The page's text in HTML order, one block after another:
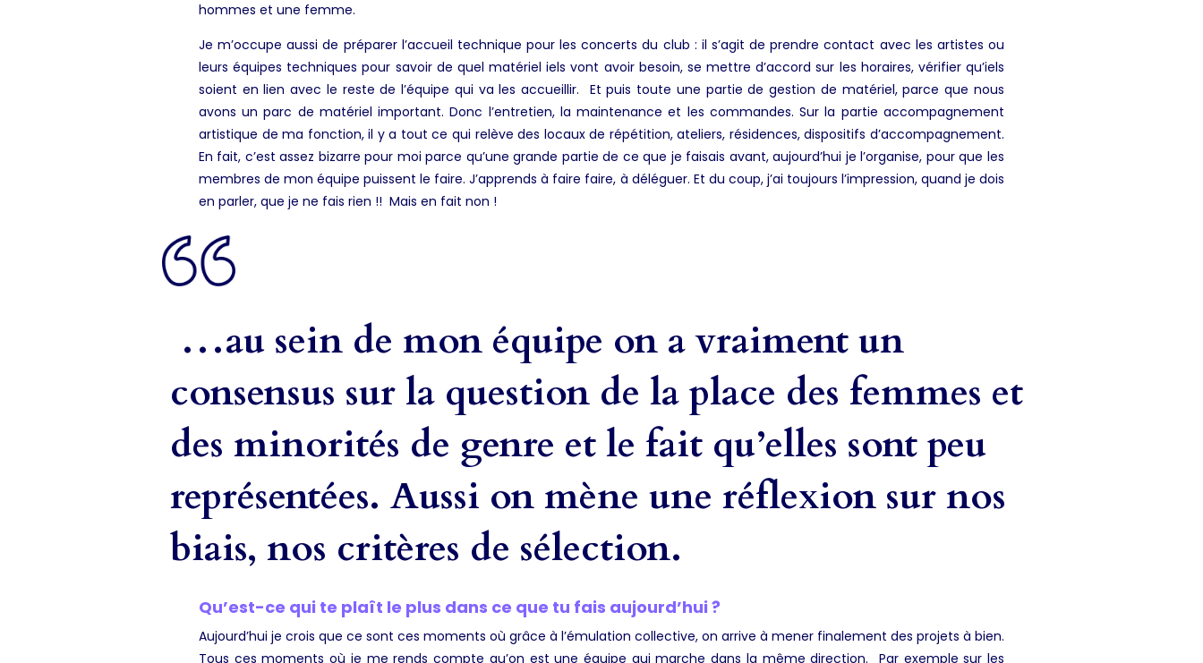
hommes et une femme.
Je m’occupe aussi de préparer l’accueil technique pour les concerts du club : il s’agit de prendre contact avec les artistes ou
leurs équipes techniques pour savoir de quel matériel iels vont avoir besoin, se mettre d’accord sur les horaires, vérifier qu’iels
soient en lien avec le reste de l’équipe qui va les accueillir. Et puis toute une partie de gestion de matériel, parce que nous
avons un parc de matériel important. Donc l’entretien, la maintenance et les commandes. Surla partie accompagnement
artistique de ma fonction, il y a tout ce qui relève des locaux de répétition, ateliers, résidences, dispositifs d’accompagnement.
En fait, c’est assez bizarre pour moi parce qu’une grande partie de ce que je faisais avant, aujourd’hui je l’organise, pour que les
membres de mon équipe puissent le faire. J’apprends à faire faire, à déléguer. Et du coup, j’ai toujours l’impression, quand je dois
en parler, que je ne fais rien !! Mais en fait non !
…au sein de mon équipe on a vraiment un
consensus sur la question de la place des femmes et
des minorités de genre et le fait qu’elles sont peu
représentées. Aussi on mène une réflexion sur nos
biais, nos critères de sélection.
Qu’est-ce qui te plaît le plus dans ce que tu fais aujourd’hui ?
Aujourd’hui je crois que ce sont ces moments où grâce à l’émulation collective, on arrive à mener finalement des projets à bien.
Tous ces moments où je me rends compte qu’on est une équipe qui marche dans la même direction. Par exemple sur les